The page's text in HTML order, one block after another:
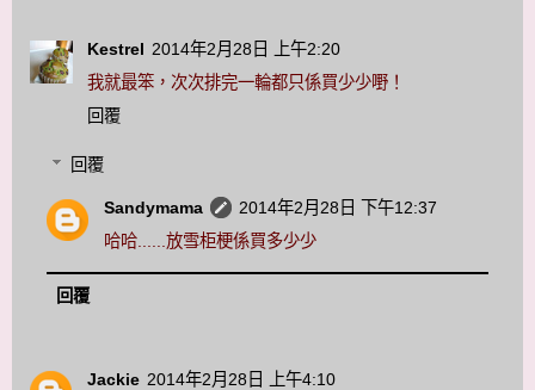
Kestrel 2014年2月28日 上午2:20
我就最笨，次次排完一輪都只係買少少嘢！
回覆
回覆
Sandymama
2014年2月28日 下午12:37
哈哈......放雪柜梗係買多少少
回覆
Jackie 2014年2月28日 上午4:10